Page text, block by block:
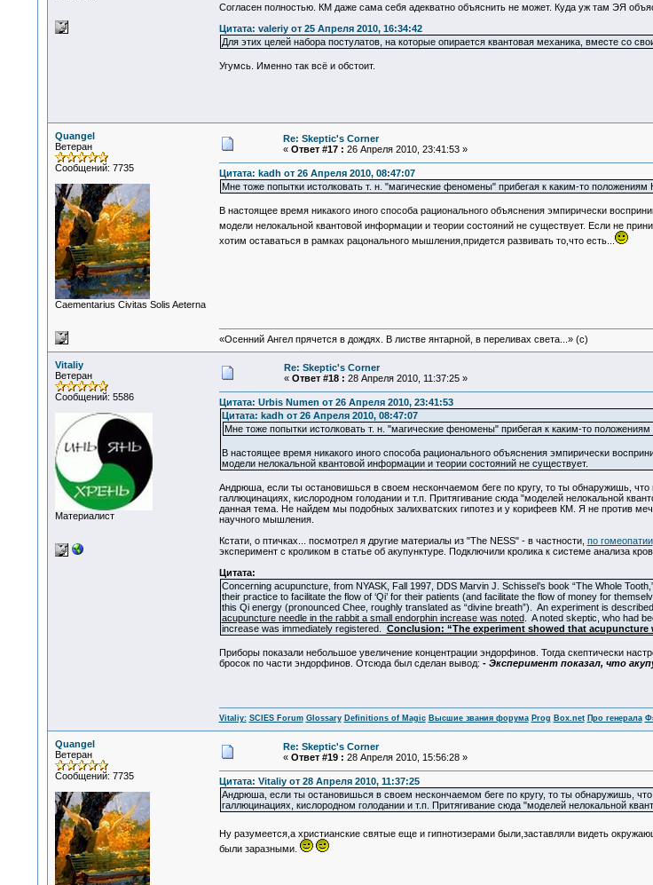
Согласен полностью. КМ даже сама себя адекватно объяснить не может. Куда уж там ЭЯ
Цитата: valeriy от 25 Апреля 2010, 16:34:42
Для этих целей набора постулатов, на которые опирается квантовая механика, вместе со
Угумсь. Именно так всё и обстоит.
Quangel
Ветеран
Сообщений: 7735
Сaementarius Civitas Solis Aeterna
Re: Skeptic's Corner
« Ответ #17 : 26 Апреля 2010, 23:41:53 »
Цитата: kadh от 26 Апреля 2010, 08:47:07
Мне тоже попытки истолковать т. н. "магические феномены" прибегая к каким-то
В настоящее время никакого иного способа рационального объяснения эмпирически
модели нелокальной квантовой информации и теории состояний не существует. Если не
хотим оставаться в рамках рацонального мышления,придется развивать то,что есть...
«Осенний Ангел прячется в дождях. В листве янтарной, в переливах света...» (c)
Vitaliy
Ветеран
Сообщений: 5586
Материалист
Re: Skeptic's Corner
« Ответ #18 : 28 Апреля 2010, 11:37:25 »
Цитата: Urbis Numen от 26 Апреля 2010, 23:41:53
Цитата: kadh от 26 Апреля 2010, 08:47:07
Мне тоже попытки истолковать т. н. "магические феномены" прибегая к каким-то
В настоящее время никакого иного способа рационального объяснения эмпирически
модели нелокальной квантовой информации и теории состояний не существует.
Андрюша, если ты остановишься в своем нескончаемом беге по кругу, то ты обнаружишь,
галлюцинациях, кислородном голодании и т.п. Притягивание сюда "моделей нелокальной
данная тема. Не найдем мы подобных залихватских гипотез и у корифеев КМ. Я не против
научного мышления.
Кстати, о птичках... посмотрел я другие материалы из "The NESS" - в частности, по гомеопатии
эксперимент с кроликом в статье об акупунктуре. Подключили кролика к системе анализа
Цитата:
Concerning acupuncture, from NYASK, Fall 1997, DDS Marvin J. Schissel’s book “The Whole
their practice to facilitate the flow of ‘Qi’ for their patients (and facilitate the flow of money for
this Qi energy (pronounced Chee, roughly translated as “divine breath”). An experiment is
acupuncture needle in the rabbit a small endorphin increase was noted . A noted skeptic, who had
increase was immediately registered. Conclusion: “The experiment showed that acupuncture
Приборы показали небольшое увеличение концентрации эндорфинов. Тогда скептически
бросок по части эндорфинов. Отсюда был сделан вывод: - Эксперимент показал, что
Vitaliy: SCIES Forum Glossary Definitions of Magic Высшие звания форума Prog Box.net Про генерала
Quangel
Ветеран
Сообщений: 7735
Re: Skeptic's Corner
« Ответ #19 : 28 Апреля 2010, 15:56:28 »
Цитата: Vitaliy от 28 Апреля 2010, 11:37:25
Андрюша, если ты остановишься в своем нескончаемом беге по кругу, то ты обнаружишь,
галлюцинациях, кислородном голодании и т.п. Притягивание сюда "моделей нелокальной
Ну разумеется,а христианские святые еще и гипнотизерами были,заставляли видеть
были заразными.